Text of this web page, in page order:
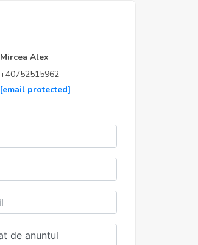
Mircea Alex
+40752515962
[email protected]